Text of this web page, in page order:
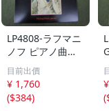
LP4808-ラフマニ
ノフ ピアノ曲全
集 第１集 非売
品
目前出價
¥ 1,760
($384)
(